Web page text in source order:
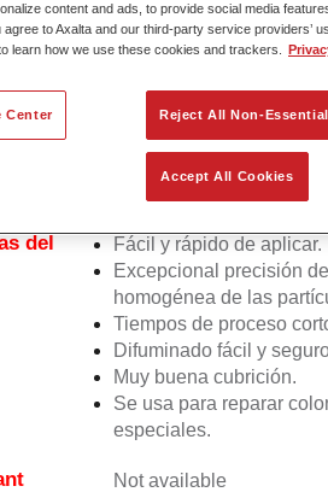
Hi-TEC
Hi-TEC Base Agua 480 se
Base Agua 480, un innovador
de mezcla contiene todos los
repintar turismos con unos
del
Fácil y rápido de aplicar.
Excepcional precisión
homogénea de las
Tiempos de proceso
Difuminado fácil y
Muy buena cubrición.
Se usa para reparar
especiales.
Not available
content and ads, to provide social media
to Axalta and our third-party service providers’
learn how we use these cookies and trackers.
Reject All Non-
Accept All Cookies
Center